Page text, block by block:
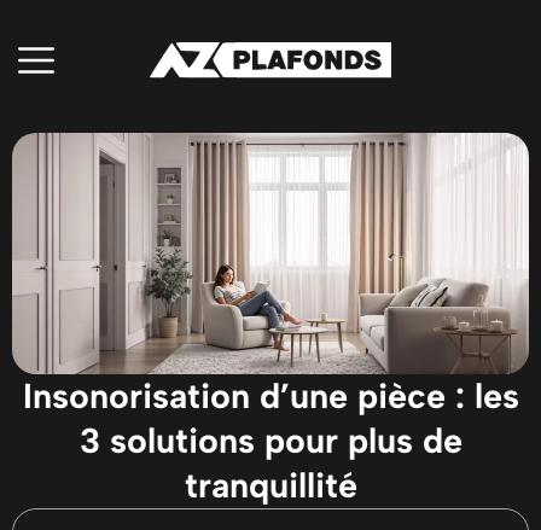
Insonorisation d’une pièce : les
3 solutions pour plus de
tranquillité